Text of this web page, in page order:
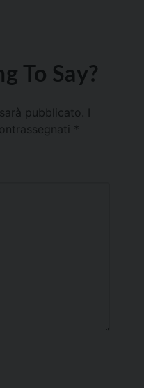
To Say?
pubblicato.
*